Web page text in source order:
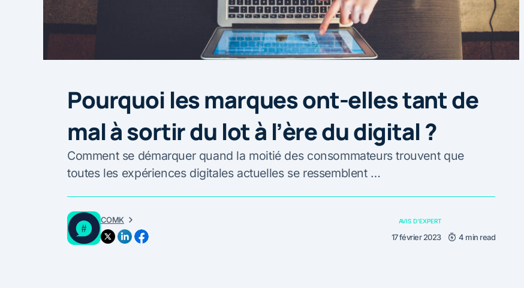
Pourquoi les marques ont-elles tant de
mal à sortir du lot à l’ère du digital ?
Comment se démarquer quand la moitié des consommateurs trouvent que
toutes les expériences digitales actuelles se ressemblent …
COMK AVIS D'EXPERT
17 février 2023 4 min read